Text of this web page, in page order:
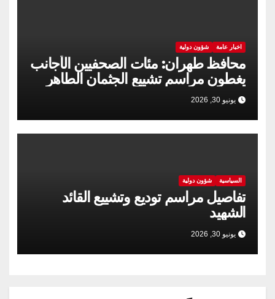
اخبار عامة شؤون دولية
محافظ طهران: مئات الصحفيين الأجانب
يغطون مراسم تشييع الجثمان الطاهر
للقائد الشهید للثورة الإسلامية
يونيو 30, 2026
السياسية شؤون دولية
تفاصيل مراسم توديع وتشييع القائد
الشهيد
يونيو 30, 2026